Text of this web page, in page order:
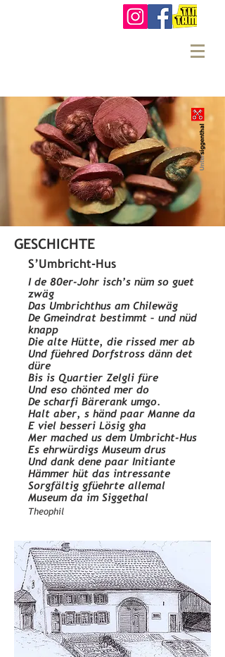
GESCHICHTE
S’Umbricht-Hus
I de 80er-Johr isch’s nüm so guet
zwäg
Das Umbrichthus am Chilewäg
De Gmeindrat bestimmt – und nüd
knapp
Die alte Hütte, die rissed mer ab
Und füehred Dorfstross dänn det
düre
Bis is Quartier Zelgli füre
Und eso chönted mer do
De scharfi Bärerank umgo.
Halt aber, s händ paar Manne da
E viel besseri Lösig gha
Mer mached us dem Umbricht-Hus
Es ehrwürdigs Museum drus
Und dank dene paar Initiante
Hämmer hüt das intressante
Sorgfältig gfüehrte allemal
Museum da im Siggethal
Theophil